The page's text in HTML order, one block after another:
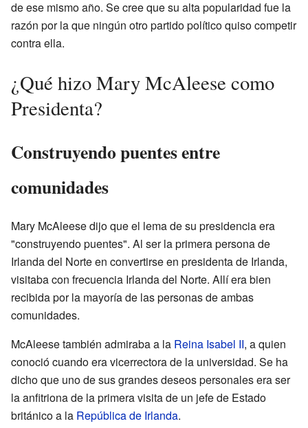
de ese mismo año. Se cree que su alta popularidad fue la
razón por la que ningún otro partido político quiso competir
contra ella.
¿Qué hizo Mary McAleese como
Presidenta?
Construyendo puentes entre
comunidades
Mary McAleese dijo que el lema de su presidencia era
"construyendo puentes". Al ser la primera persona de
Irlanda del Norte en convertirse en presidenta de Irlanda,
visitaba con frecuencia Irlanda del Norte. Allí era bien
recibida por la mayoría de las personas de ambas
comunidades.
McAleese también admiraba a la Reina Isabel II, a quien
conoció cuando era vicerrectora de la universidad. Se ha
dicho que uno de sus grandes deseos personales era ser
la anfitriona de la primera visita de un jefe de Estado
británico a la República de Irlanda.